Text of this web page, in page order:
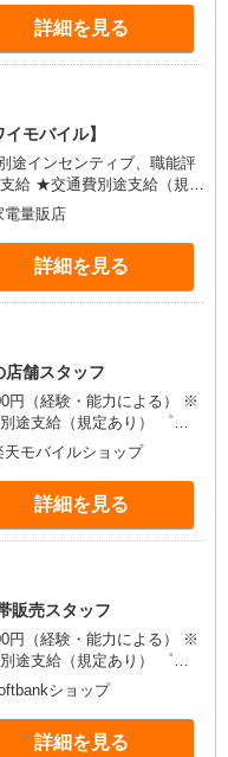
゜・。○。・゜+゜
詳細を見る
モバイル】
途インセンティブ、職能評
給 ★交通費別途支給（規定
紹介頂くと,
い・週払い
。○。・゜+゜・。○。・゜
電量販店
詳細を見る
店舗スタッフ
円（経験・能力による） ※
支給（規定あり） ゜
○。・゜+゜ 入社祝い金10
゜・。○。・゜+゜
モバイルショップ
詳細を見る
販売スタッフ
円（経験・能力による） ※
支給（規定あり） ゜
○。・゜+゜ 入社祝い金10
゜・。○。・゜+゜
ショップ
詳細を見る